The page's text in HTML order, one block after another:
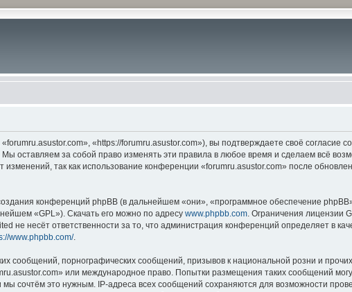
«https://forumru.asustor.com»), вы подтверждаете своё согласие
оставляем за собой право изменять эти правила в любое время и сделаем всё
так как использование конференции «forumru.asustor.com» после
конференций phpBB (в дальнейшем «они», «программное обеспечение
«GPL»). Скачать его можно по адресу www.phpbb.com. Ограничения лицензии
не несёт ответственности за то, что администрация конференций определяет в
www.phpbb.com/.
сообщений, порнографических сообщений, призывов к национальной розни и
или международное право. Попытки размещения таких сообщений
сочтём это нужным. IP-адреса всех сообщений сохраняются для возможности